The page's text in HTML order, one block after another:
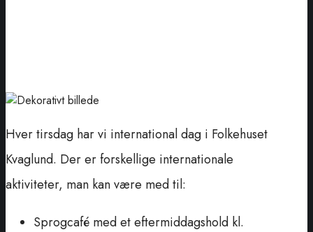
Hver tirsdag har vi international dag i Folkehuset
Kvaglund. Der er forskellige internationale
aktiviteter, man kan være med til:
Sprogcafé med et eftermiddagshold kl.